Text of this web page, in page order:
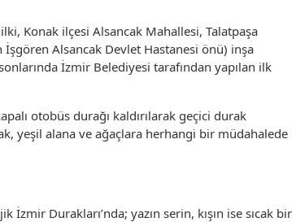
Konak ilçesi Alsancak Mahallesi, Talatpaşa
İşgören Alsancak Devlet Hastanesi önü) inşa
İzmir Belediyesi tarafından yapılan ilk
otobüs durağı kaldırılarak geçici durak
yeşil alana ve ağaçlara herhangi bir müdahalede
Durakları’nda; yazın serin, kışın ise sıcak bir